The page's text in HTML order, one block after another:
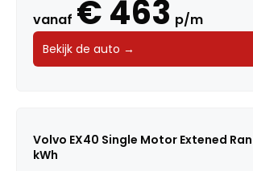
vanaf € 463 p/m
Bekijk de auto →
Volvo EX40 Single Motor Extened
kWh